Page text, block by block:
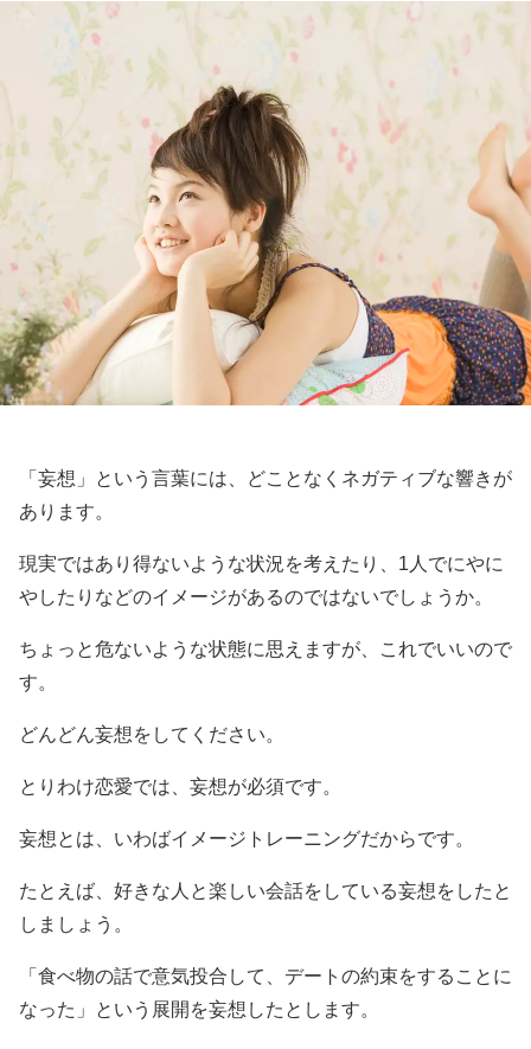
「妄想」という言葉には、どことなくネガティブな響きが
あります。
現実ではあり得ないような状況を考えたり、1人でにやに
やしたりなどのイメージがあるのではないでしょうか。
ちょっと危ないような状態に思えますが、これでいいので
す。
どんどん妄想をしてください。
とりわけ恋愛では、妄想が必須です。
妄想とは、いわばイメージトレーニングだからです。
たとえば、好きな人と楽しい会話をしている妄想をしたと
しましょう。
「食べ物の話で意気投合して、デートの約束をすることに
なった」という展開を妄想したとします。